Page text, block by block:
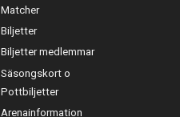
Matcher
Biljetter
Biljetter medlemmar
Säsongskort o
Pottbiljetter
Arenainformation